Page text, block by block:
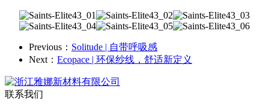
Previous： Solitude | 自带呼吸感
Next： Ecopace | 环保纱线，舒适新定义
联系我们